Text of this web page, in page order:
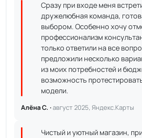
Сразу при входе меня
дружелюбная команда,
выбором. Особенно хочу
профессионализм
только ответили на все
предложили несколько
из моих потребностей и
возможность
модели.
Алёна С. ·август 2025, Яндекс.Карты
Чистый и уютный магазин,